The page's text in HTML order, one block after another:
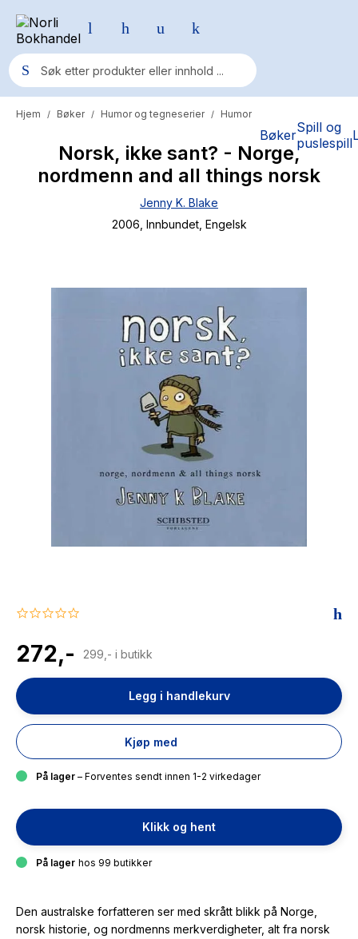
BøkerSpill og
puslespill
Populære søk
Pokemon
One piece
Fury Bound - Sable Sorensen
Hypopressiv trening
The Housemaid
Hjem / Bøker / Humor og tegneserier / Humor
Norsk, ikke sant? - Norge,
nordmenn and all things norsk
Jenny K. Blake
2006 , Innbundet, Engelsk
0.0
rating
272,- 299,- i butikk
Legg i handlekurv
Kjøp med
På lager – Forventes sendt innen 1-2 virkedager
Klikk og hent
På lager hos 99 butikker
Den australske forfatteren ser med skrått blikk på Norge,
norsk historie, og nordmenns merkverdigheter, alt fra norsk